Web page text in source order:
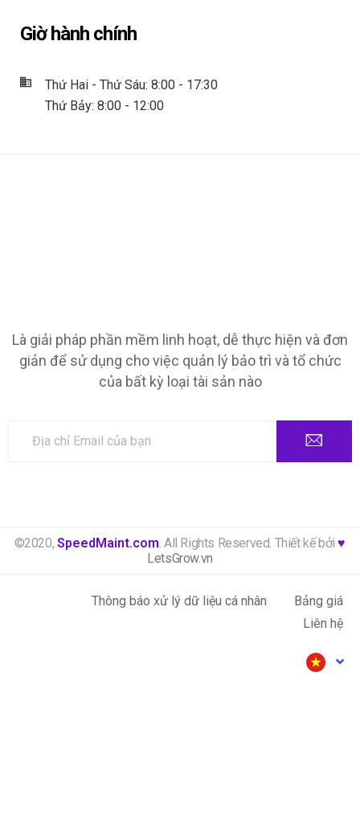
Giờ hành chính
Thứ Hai - Thứ Sáu: 8:00 - 17:30
Thứ Bảy: 8:00 - 12:00
Là giải pháp phần mềm linh hoạt, dễ thực hiện và đơn
giản để sử dụng cho việc quản lý bảo trì và tổ chức
của bất kỳ loại tài sản nào
©2020, SpeedMaint.com . All Rights Reserved. Thiết kế bởi♥
LetsGrow.vn
Thông báo xử lý dữ liệu cá nhân
Bảng giá
Liên hệ